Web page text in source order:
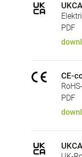
PDF
CE-
PDF